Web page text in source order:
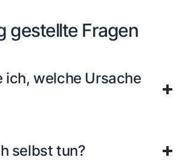
gestellte Fragen
ich, welche Ursache
selbst tun?